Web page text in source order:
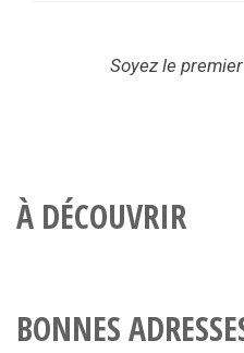
Soyez le
À DÉCOUVRIR
BONNES